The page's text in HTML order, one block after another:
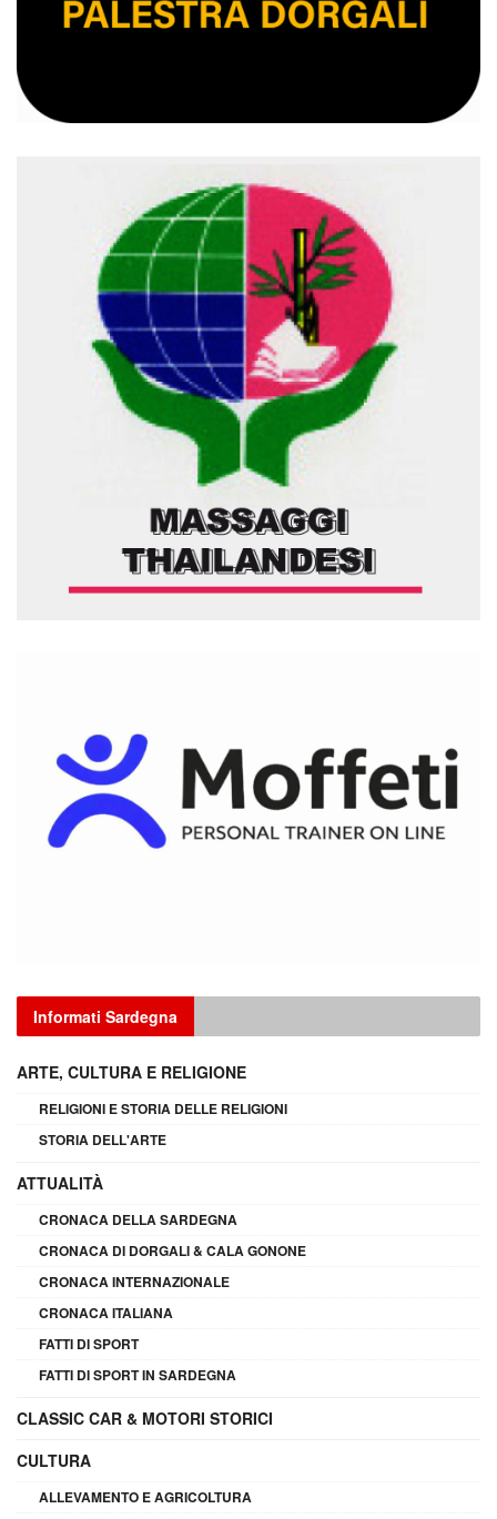
Informati Sardegna
ARTE, CULTURA E RELIGIONE
RELIGIONI E STORIA DELLE RELIGIONI
STORIA DELL'ARTE
ATTUALITÀ
CRONACA DELLA SARDEGNA
CRONACA DI DORGALI & CALA GONONE
CRONACA INTERNAZIONALE
CRONACA ITALIANA
FATTI DI SPORT
FATTI DI SPORT IN SARDEGNA
CLASSIC CAR & MOTORI STORICI
CULTURA
ALLEVAMENTO E AGRICOLTURA